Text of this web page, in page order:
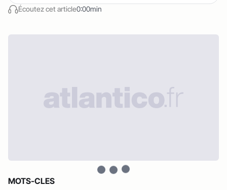
Écoutez cet article0:00min
MOTS-CLES